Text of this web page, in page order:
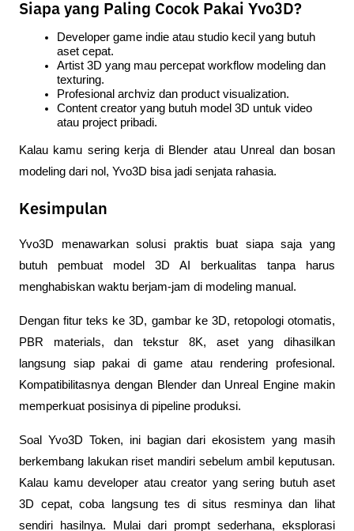
Siapa yang Paling Cocok Pakai Yvo3D?
Developer game indie atau studio kecil yang butuh
aset cepat.
Artist 3D yang mau percepat workflow modeling dan
texturing.
Profesional archviz dan product visualization.
Content creator yang butuh model 3D untuk video
atau project pribadi.
Kalau kamu sering kerja di Blender atau Unreal dan bosan
modeling dari nol, Yvo3D bisa jadi senjata rahasia.
Kesimpulan
Yvo3D menawarkan solusi praktis buat siapa saja yang
butuh pembuat model 3D AI berkualitas tanpa harus
menghabiskan waktu berjam-jam di modeling manual.
Dengan fitur teks ke 3D, gambar ke 3D, retopologi otomatis,
PBR materials, dan tekstur 8K, aset yang dihasilkan
langsung siap pakai di game atau rendering profesional.
Kompatibilitasnya dengan Blender dan Unreal Engine makin
memperkuat posisinya di pipeline produksi.
Soal Yvo3D Token, ini bagian dari ekosistem yang masih
berkembang lakukan riset mandiri sebelum ambil keputusan.
Kalau kamu developer atau creator yang sering butuh aset
3D cepat, coba langsung tes di situs resminya dan lihat
sendiri hasilnya. Mulai dari prompt sederhana, eksplorasi